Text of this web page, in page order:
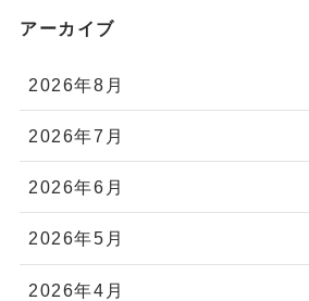
アーカイブ
2026年8月
2026年7月
2026年6月
2026年5月
2026年4月